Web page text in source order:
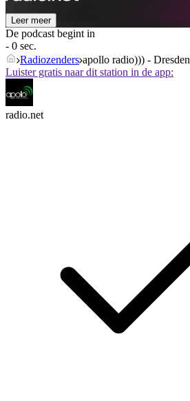
Leer meer
De podcast begint in
- 0 sec.
Radiozenders apollo radio))) - Dresden
Luister gratis naar dit station in de app:
radio.net